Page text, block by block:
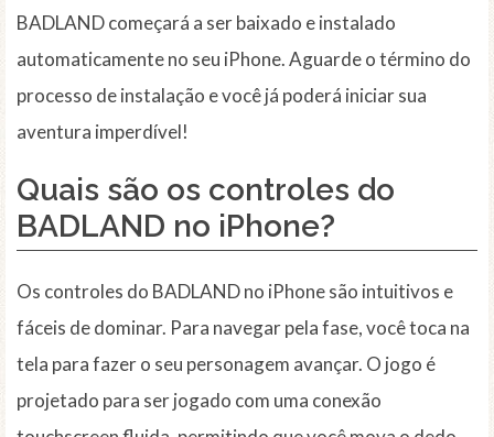
BADLAND começará a ser baixado e instalado
automaticamente no seu iPhone. Aguarde o término do
processo de instalação e você já poderá iniciar sua
aventura imperdível!
Quais são os controles do
BADLAND no iPhone?
Os controles do BADLAND no iPhone são intuitivos e
fáceis de dominar. Para navegar pela fase, você toca na
tela para fazer o seu personagem avançar. O jogo é
projetado para ser jogado com uma conexão